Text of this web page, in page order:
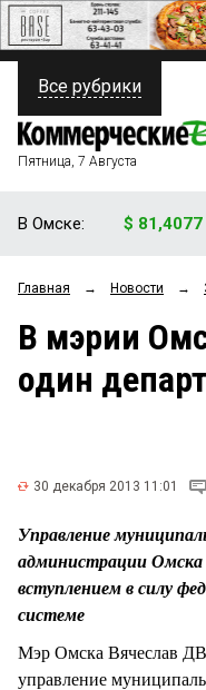
ПОЛИТИКА
ФИНАНСЫ
ОБЩЕСТВО
ЗАКОН
НОВОСТИ КОМПАНИЙ
СТИЛЬ ЖИЗНИ
Все рубрики
Пятница, 7 Августа
В Омске: $ 81,4077
Главная → Новости →
В мэрии
один
30 декабря 2013 11:01
Управление
администрации Омска
вступлением в силу
системе
Мэр Омска Вячеслав
управление